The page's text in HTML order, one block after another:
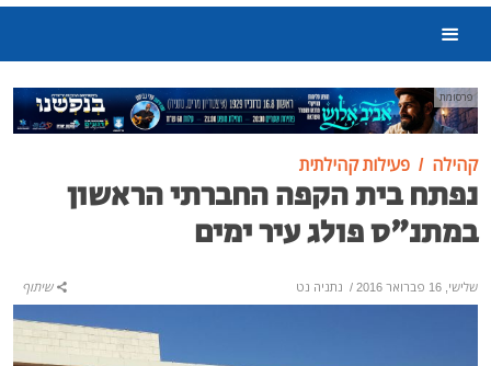
פרסומת
קהילה פעילות קהילתית
נפתח בית הקפה החברתי הראשון
במתנ"ס פולג עיר ימים
שלישי, 16 פברואר 2016 / נתניה נט שיתוף